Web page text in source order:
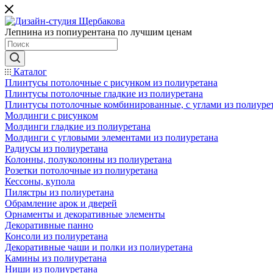
Лепнина из попиурентана по лучшим ценам
Каталог
Плинтусы потолочные с рисунком из полиуретана
Плинтусы потолочные гладкие из полиуретана
Плинтусы потолочные комбинированные, с углами из
Молдинги c рисунком
Молдинги гладкие из полиуретана
Молдинги с угловыми элементами из полиуретана
Радиусы из полиуретана
Колонны, полуколонны из полиуретана
Розетки потолочные из полиуретана
Кессоны, купола
Пилястры из полиуретана
Обрамление арок и дверей
Орнаменты и декоративные элементы
Декоративные панно
Консоли из полиуретана
Декоративные чаши и полки из полиуретана
Камины из полиуретана
Ниши из полиуретана